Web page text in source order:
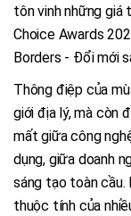
tôn vinh những
Choice Awards
Borders - Đổi mới
Thông điệp của
giới địa lý, mà còn
mất giữa công
dụng, giữa doanh
sáng tạo toàn cầu.
thuộc tính của